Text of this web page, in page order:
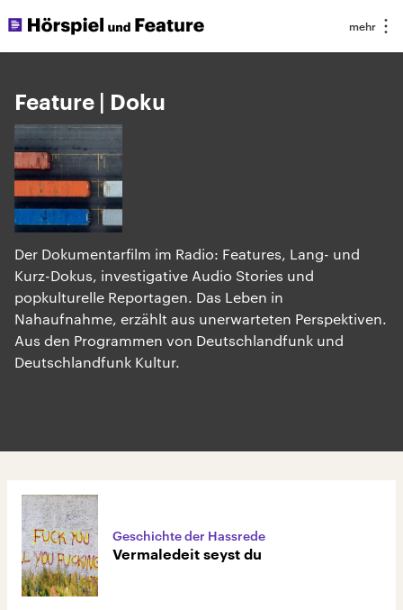
Feature | Doku
Der Dokumentarfilm im Radio: Features, Lang- und
Kurz-Dokus, investigative Audio Stories und
popkulturelle Reportagen. Das Leben in
Nahaufnahme, erzählt aus unerwarteten Perspektiven.
Aus den Programmen von Deutschlandfunk und
Deutschlandfunk Kultur.
Geschichte der Hassrede
Vermaledeit seyst du